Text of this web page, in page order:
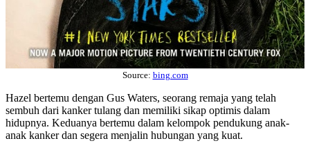
Source: bing.com
Hazel bertemu dengan Gus Waters, seorang remaja yang telah
sembuh dari kanker tulang dan memiliki sikap optimis dalam
hidupnya. Keduanya bertemu dalam kelompok pendukung anak-
anak kanker dan segera menjalin hubungan yang kuat.